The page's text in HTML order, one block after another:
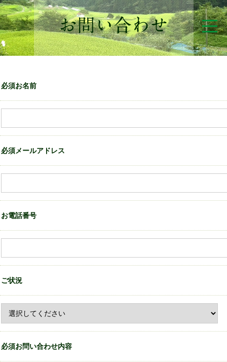
必須お名前
必須メールアドレス
お電話番号
ご状況
必須お問い合わせ内容